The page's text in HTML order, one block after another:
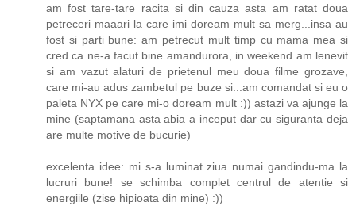
am fost tare-tare racita si din cauza asta am ratat doua
petreceri maaari la care imi doream mult sa merg...insa au
fost si parti bune: am petrecut mult timp cu mama mea si
cred ca ne-a facut bine amandurora, in weekend am lenevit
si am vazut alaturi de prietenul meu doua filme grozave,
care mi-au adus zambetul pe buze si...am comandat si eu o
paleta NYX pe care mi-o doream mult :)) astazi va ajunge la
mine (saptamana asta abia a inceput dar cu siguranta deja
are multe motive de bucurie)
excelenta idee: mi s-a luminat ziua numai gandindu-ma la
lucruri bune! se schimba complet centrul de atentie si
energiile (zise hipioata din mine) :))